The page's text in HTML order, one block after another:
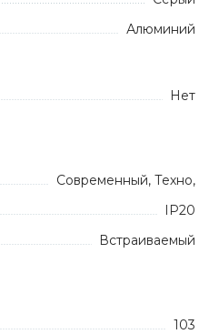
Алюминий
Нет
Современный, Техно,
IP20
Встраиваемый
103